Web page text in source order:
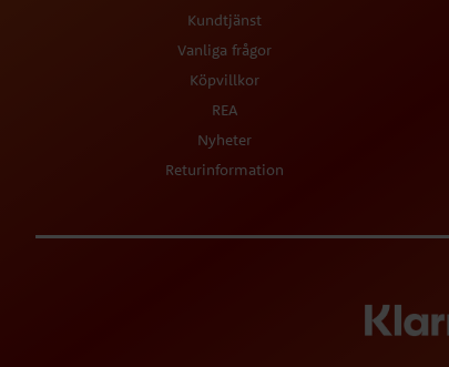
Kundtjänst
Vanliga frågor
Köpvillkor
REA
Nyheter
Returinformation